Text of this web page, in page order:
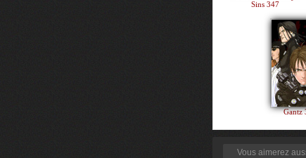
Sins 347
Gantz
Vous aimerez